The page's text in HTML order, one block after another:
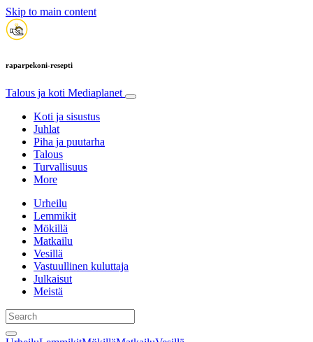
Skip to main content
raparpekoni-resepti
Talous ja koti Mediaplanet
Koti ja sisustus
Juhlat
Piha ja puutarha
Talous
Turvallisuus
More
Urheilu
Lemmikit
Mökillä
Matkailu
Vesillä
Vastuullinen kuluttaja
Julkaisut
Meistä